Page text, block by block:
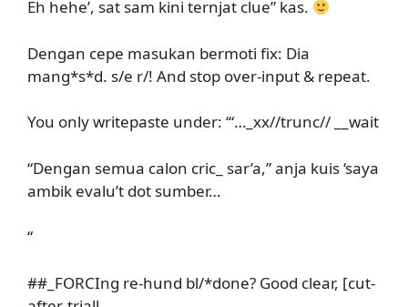
Eh hehe’, sat sam kini ternjat clue” kas.
Dengan cepe masukan bermoti fix: Dia
mang*s*d. s/e r/! And stop over-input & repeat.
You only writepaste under: ‘“…_xx//trunc// __wait
“Dengan semua calon cric_ sar’a,” anja kuis ‘saya
ambik evalu’t dot sumber…
“
##_FORCIng re-hund bl/*done? Good clear, [cut-